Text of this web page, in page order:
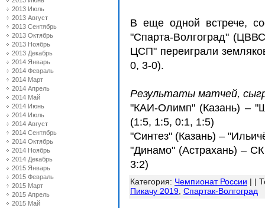
2013 Июль
2013 Август
2013 Сентябрь
2013 Октябрь
2013 Ноябрь
2013 Декабрь
2014 Январь
2014 Февраль
2014 Март
2014 Апрель
2014 Май
2014 Июнь
2014 Июль
2014 Август
2014 Сентябрь
2014 Октябрь
2014 Ноябрь
2014 Декабрь
2015 Январь
2015 Февраль
2015 Март
2015 Апрель
2015 Май
В еще одной встрече,
"Спарта-Волгоград"
ЦСП" переиграли
0, 3-0).
Результаты матчей,
"КАИ-Олимп" (Казань) –
(1:5, 1:5, 0:1, 1:5)
"Синтез" (Казань) –
"Динамо" (Астрахань) –
3:2)
Категория: Чемпионат России | |
Пикачу 2019 Спартак-Волгоград